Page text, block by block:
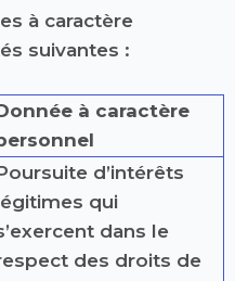
à caractère
suivantes :
à caractère
d’intérêts
qui
dans le
des droits de